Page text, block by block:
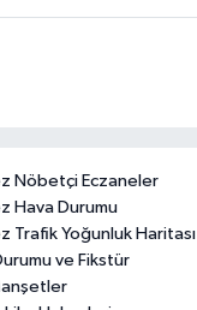
Nöbetçi Eczaneler
Hava Durumu
Trafik Yoğunluk Haritası
ve Fikstür